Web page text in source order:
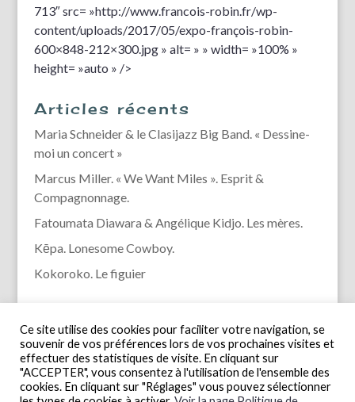
713″ src= »http://www.francois-robin.fr/wp-
content/uploads/2017/05/expo-françois-robin-
600×848-212×300.jpg » alt= » » width= »100% »
height= »auto » />
Articles récents
Maria Schneider & le Clasijazz Big Band. « Dessine-
moi un concert »
Marcus Miller. « We Want Miles ». Esprit &
Compagnonnage.
Fatoumata Diawara & Angélique Kidjo. Les mères.
Kēpa. Lonesome Cowboy.
Kokoroko. Le figuier
Ce site utilise des cookies pour faciliter votre navigation, se
souvenir de vos préférences lors de vos prochaines visites et
effectuer des statistiques de visite. En cliquant sur
"ACCEPTER", vous consentez à l'utilisation de l'ensemble des
cookies. En cliquant sur "Réglages" vous pouvez sélectionner